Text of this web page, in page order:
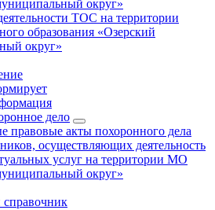
округ»
ТОС на территории
образования «Озерский
округ»
дело
правовые акты похоронного дела
осуществляющих деятельность
услуг на территории МО
округ»